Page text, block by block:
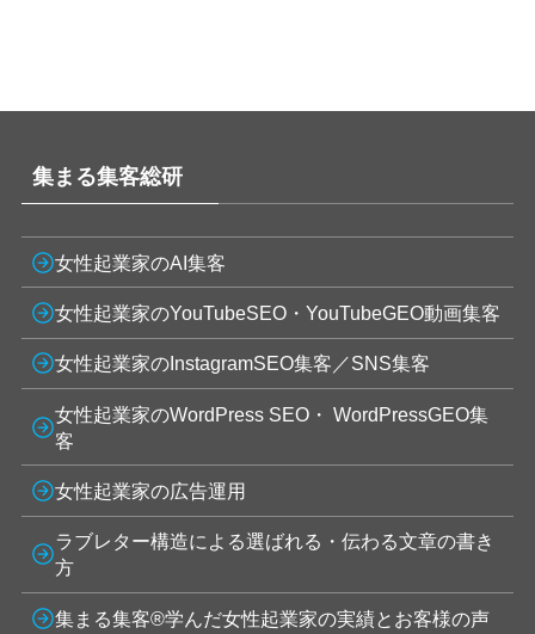
集まる集客総研
女性起業家のAI集客
女性起業家のYouTubeSEO・YouTubeGEO動画集客
女性起業家のInstagramSEO集客／SNS集客
女性起業家のWordPress SEO・ WordPressGEO集
客
女性起業家の広告運用
ラブレター構造による選ばれる・伝わる文章の書き
方
集まる集客®学んだ女性起業家の実績とお客様の声